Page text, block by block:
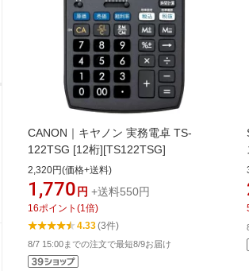
CANON｜キヤノン 実務電卓 TS-
122TSG [12桁][TS122TSG]
2,320円(価格+送料)
1,770 円 +送料550円
16ポイント (1 倍)
4.33(3件)
8/7 15:00までの注文で最短8/9お届け